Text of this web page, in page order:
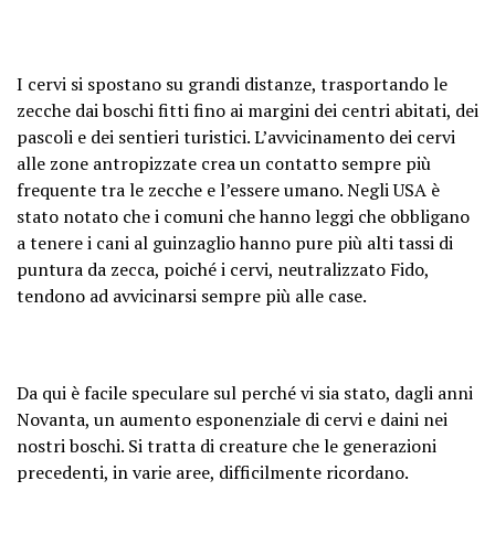
I cervi si spostano su grandi distanze, trasportando le
zecche dai boschi fitti fino ai margini dei centri abitati, dei
pascoli e dei sentieri turistici. L’avvicinamento dei cervi
alle zone antropizzate crea un contatto sempre più
frequente tra le zecche e l’essere umano. Negli USA è
stato notato che i comuni che hanno leggi che obbligano
a tenere i cani al guinzaglio hanno pure più alti tassi di
puntura da zecca, poiché i cervi, neutralizzato Fido,
tendono ad avvicinarsi sempre più alle case.
Da qui è facile speculare sul perché vi sia stato, dagli anni
Novanta, un aumento esponenziale di cervi e daini nei
nostri boschi. Si tratta di creature che le generazioni
precedenti, in varie aree, difficilmente ricordano.